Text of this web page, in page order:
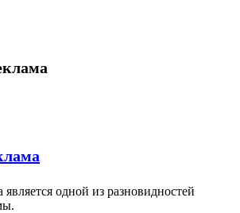
является одной из разновидностей